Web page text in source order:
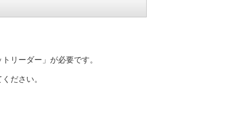
リーダー」が必要です。
ださい。